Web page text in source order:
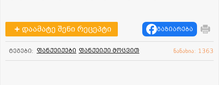
დაამატე შენი რეცეპტი გაზიარება
ტეგები: ფანქეიქები ფანქეიქი მოცვით ნანახია: 1363